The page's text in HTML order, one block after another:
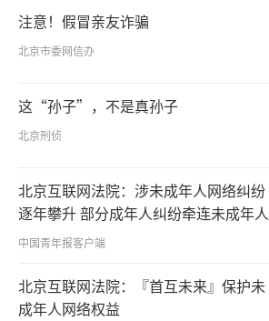
注意！假冒亲友诈骗
北京市委网信办
这“孙子”，不是真孙子
北京刑侦
北京互联网法院：涉未成年人网络纠纷
逐年攀升 部分成年人纠纷牵连未成年人
中国青年报客户端
北京互联网法院：『首互未来』保护未
成年人网络权益